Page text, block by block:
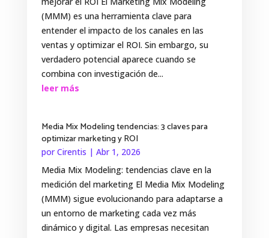
(MMM) es una herramienta clave para
entender el impacto de los canales en las
ventas y optimizar el ROI. Sin embargo, su
verdadero potencial aparece cuando se
combina con investigación de...
leer más
Media Mix Modeling tendencias: 3 claves para
optimizar marketing y ROI
porCirentis | Abr 1, 2026
Media Mix Modeling: tendencias clave en la
medición del marketing El Media Mix Modeling
(MMM) sigue evolucionando para adaptarse a
un entorno de marketing cada vez más
dinámico y digital. Las empresas necesitan